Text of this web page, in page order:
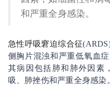
和严重全身感染。
急性呼吸窘迫综合征
侧胸片混浊和严重低氧血
其病因包括肺和肺外因素
吸、肺挫伤和严重全身感染